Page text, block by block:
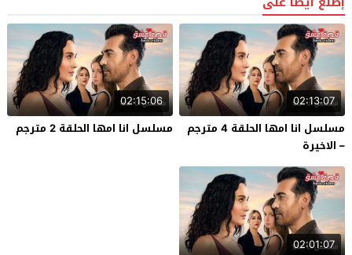
02:13:07
مسلسل انا امها الحلقة 4 مترجم
– الاخيرة
02:15:06
مسلسل انا امها الحلقة 2 مترجم
02:01:07